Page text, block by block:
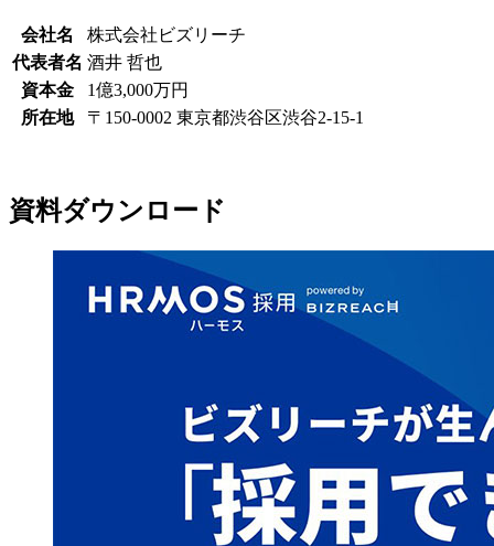
会社名
株式会社ビズリーチ
代表者名 酒井 哲也
資本金
1億3,000万円
所在地
〒150-0002 東京都渋谷区渋谷2-15-1
資料ダウンロード